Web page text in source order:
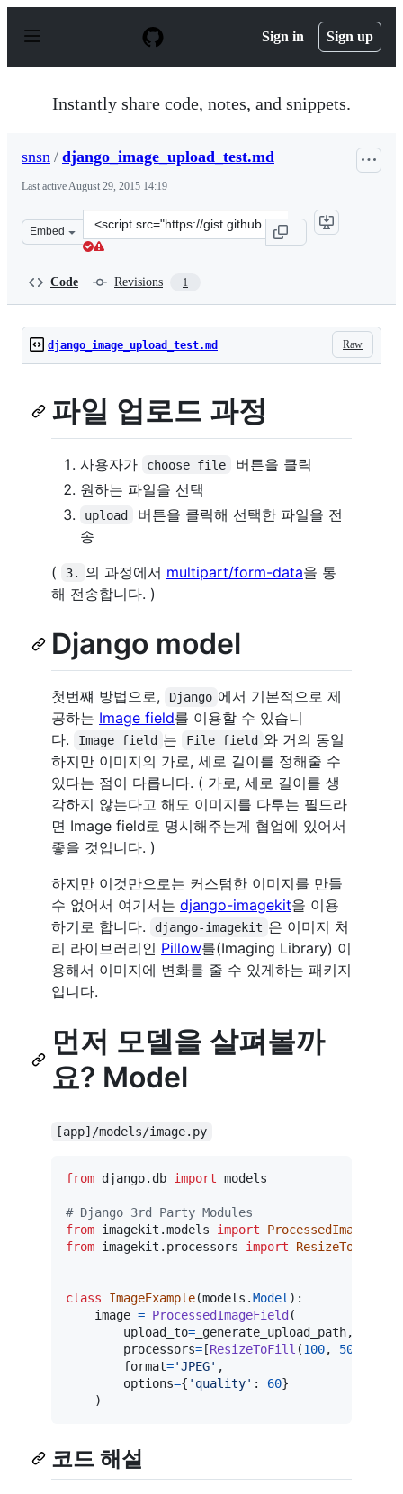
p
Sign in Sign up
Instantly share code, notes, and snippets.
snsn / django_image_upload_test.md
Last activeAugust 29, 2015 14:19
Embed
Clone
this
Code Revisions 1
Raw
django_image_upload_test.md
파일 업로드 과정
사용자가 choose file
버튼을 클릭
원하는 파일을 선택
upload
버튼을 클릭해 선택한 파일을 전
송
(
3. 의 과정에서 multipart/form-data을 통
해 전송합니다. )
Django model
첫번쨰 방법으로, Django 에서 기본적으로 제
공하는 Image field를 이용할 수 있습니
다.
Image field 는 File field 와 거의 동일
하지만 이미지의 가로, 세로 길이를 정해줄 수
있다는 점이 다릅니다. ( 가로, 세로 길이를 생
각하지 않는다고 해도 이미지를 다루는 필드라
면 Image field로 명시해주는게 협업에 있어서
좋을 것입니다. )
하지만 이것만으로는 커스텀한 이미지를 만들
수 없어서 여기서는 django-imagekit을 이용
하기로 합니다.
django-imagekit 은 이미지 처
리 라이브러리인 Pillow를(Imaging Library) 이
용해서 이미지에 변화를 줄 수 있게하는 패키지
입니다.
먼저 모델을 살펴볼까
요? Model
[app]/models/image.py
from django. db import models
# Django 3rd Party Modules
from imagekit .models import
ProcessedImageField
from imagekit . processors import ResizeToFill
class ImageExample(models .Model ):
image = ProcessedImageField (
upload_to= _generate_upload_path,
processors= [ResizeToFill (100, 50
format='JPEG' ,
options={ 'quality' : 60}
    )
코드 해설